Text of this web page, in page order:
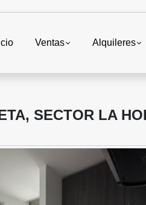
Ventas Alquileres
SECTOR LA